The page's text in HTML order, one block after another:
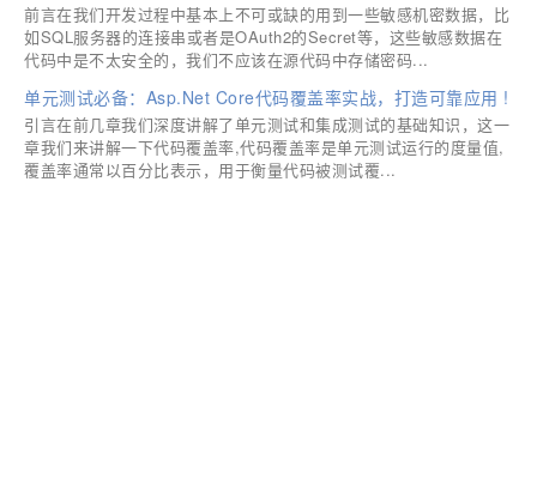
前言在我们开发过程中基本上不可或缺的用到一些敏感机密数据，比
如SQL服务器的连接串或者是OAuth2的Secret等，这些敏感数据在
代码中是不太安全的，我们不应该在源代码中存储密码...
单元测试必备：Asp.Net Core代码覆盖率实战，打造可靠应用 !
引言在前几章我们深度讲解了单元测试和集成测试的基础知识，这一
章我们来讲解一下代码覆盖率,代码覆盖率是单元测试运行的度量值,
覆盖率通常以百分比表示，用于衡量代码被测试覆...